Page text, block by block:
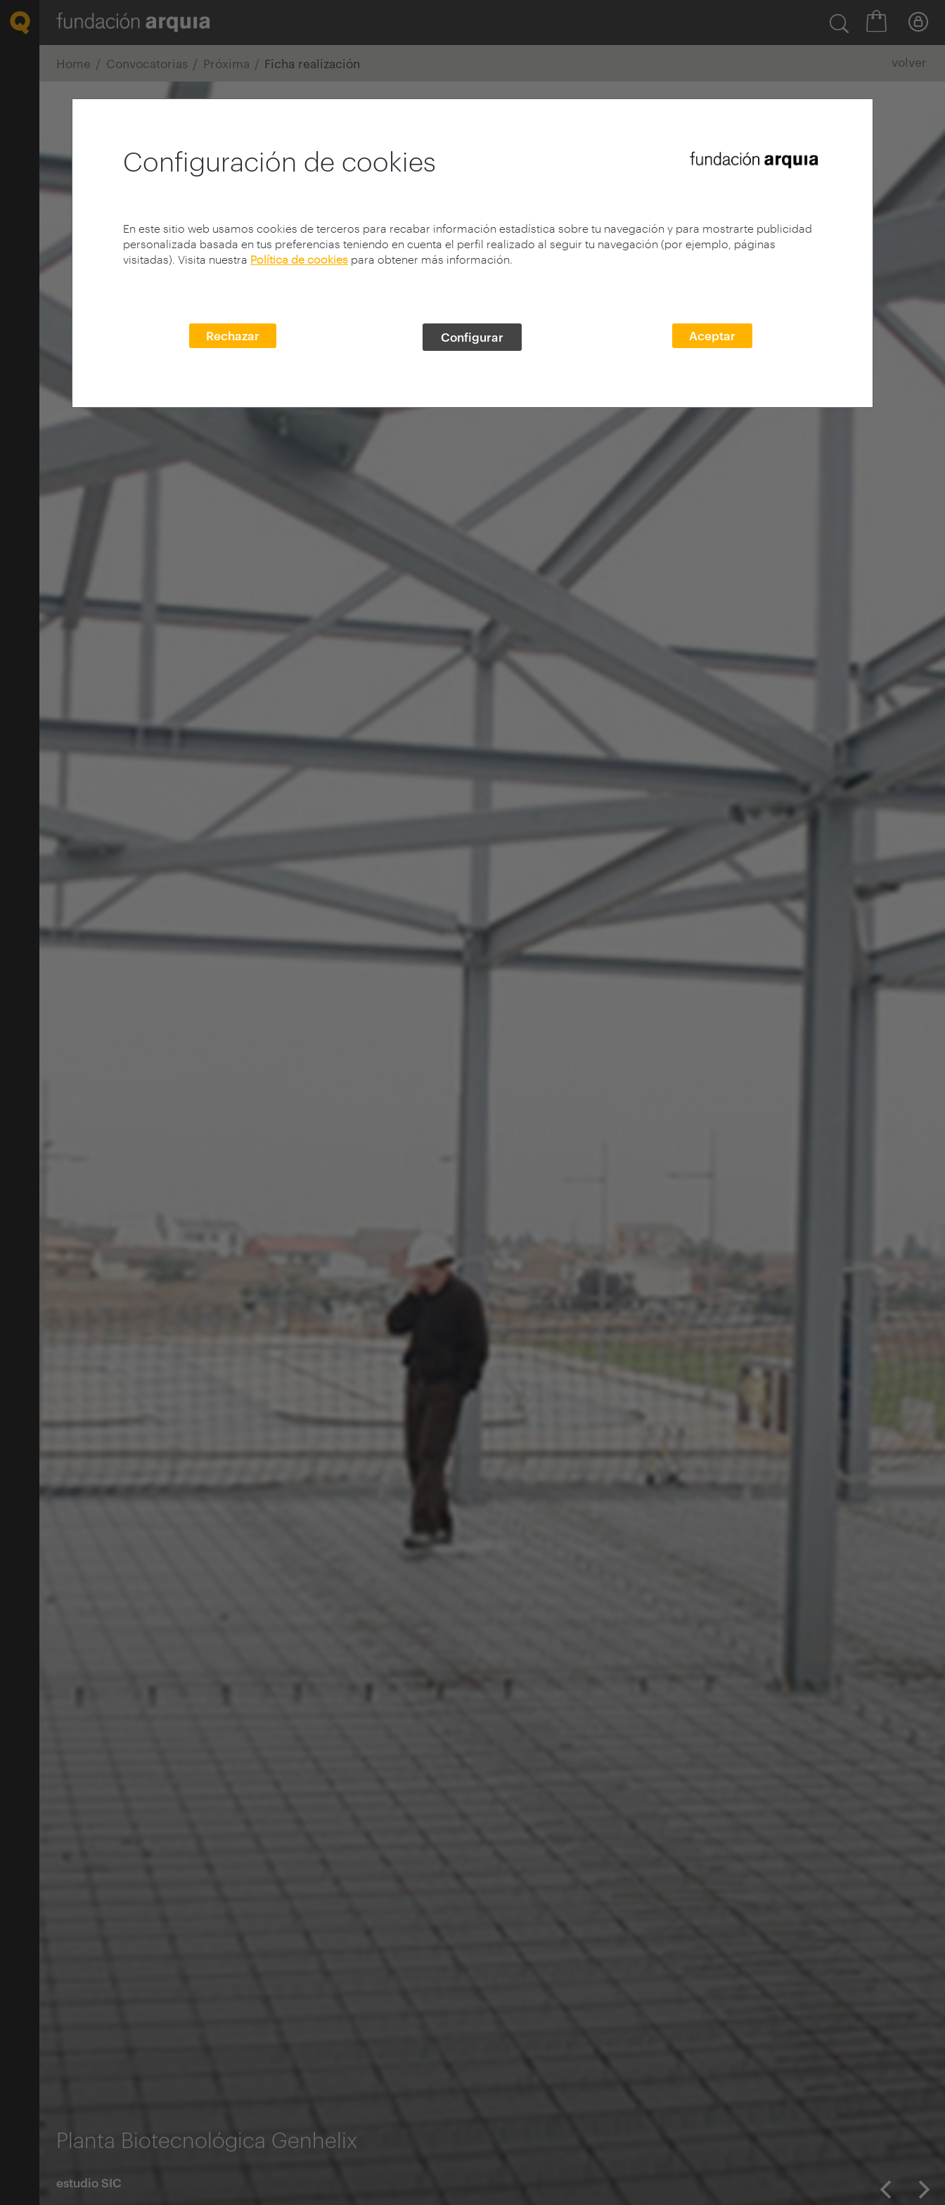
Configuración de cookies
En este sitio web usamos cookies de terceros para recabar información estadística sobre tu navegación y para mostrarte publicidad
personalizada basada en tus preferencias teniendo en cuenta el perfil realizado al seguir tu navegación (por ejemplo, páginas
visitadas). Visita nuestra Política de cookies para obtener más información.
Rechazar Configurar Aceptar
Home Convocatorias Próxima Ficha realización volver
Planta Biotecnológica Genhelix
estudio SIC